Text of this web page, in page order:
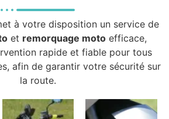
à votre disposition un service de
et remorquage motoefficace,
rapide et fiable pour tous
afin de garantir votre sécurité sur
la route.